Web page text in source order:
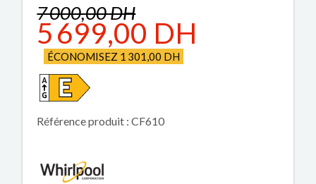
7 000,00 DH
5 699,00 DH
ÉCONOMISEZ 1 301,00 DH
Référence produit : CF610